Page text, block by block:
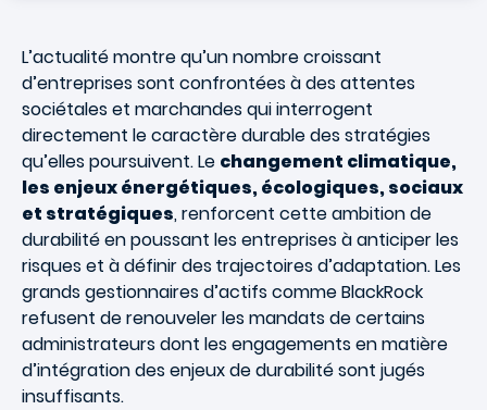
L’actualité montre qu’un nombre croissant
d’entreprises sont confrontées à des attentes
sociétales et marchandes qui interrogent
directement le caractère durable des stratégies
qu’elles poursuivent. Le changement climatique,
les enjeux énergétiques, écologiques, sociaux
et stratégiques, renforcent cette ambition de
durabilité en poussant les entreprises à anticiper les
risques et à définir destrajectoires d’adaptation.Les
grands gestionnaires d’actifs comme BlackRock
refusent de renouveler les mandats de certains
administrateurs dont les engagements en matière
d’intégration des enjeux de durabilité sont jugés
insuffisants.